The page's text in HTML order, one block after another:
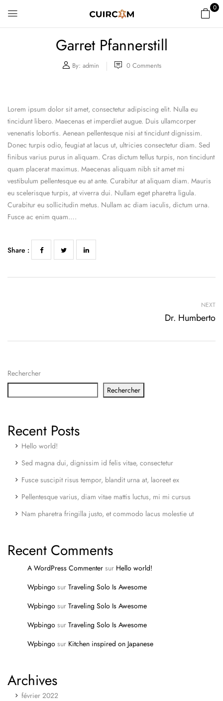
0
Garret Pfannerstill
By: admin 0Comments
Rechercher
Rechercher
Recent Posts
Hello world!
Sed magna dui, dignissim id felis vitae, consectetur
Fusce suscipit risus tempor, blandit urna at, laoreet ex
Pellentesque varius, diam vitae mattis luctus, mi mi cursus
Nam pharetra fringilla justo, et commodo lacus molestie ut
Recent Comments
A WordPress Commenter sur Hello world!
Wpbingo sur Traveling Solo Is Awesome
Wpbingo sur Traveling Solo Is Awesome
Wpbingo sur Traveling Solo Is Awesome
Wpbingo sur Kitchen inspired on Japanese
Archives
février 2022
Lorem ipsum dolor sit amet, consectetur adipiscing elit. Nulla eu
tincidunt libero. Maecenas et imperdiet augue. Duis ullamcorper
venenatis lobortis. Aenean pellentesque nisi at tincidunt dignissim.
Donec turpis odio, feugiat at lacus ut, ultricies consectetur diam. Sed
finibus varius purus in aliquam. Cras dictum tellus turpis, non tincidunt
quam placerat maximus. Maecenas aliquam nibh sit amet mi
vestibulum pellentesque eu at ante. Curabitur at aliquam diam. Mauris
eu scelerisque turpis, at viverra dui. Nullam eget pharetra ligula.
Curabitur eu sollicitudin metus. Nullam ac diam iaculis, dictum urna.
Fusce ac enim quam….
Share :
NEXT
Dr. Humberto